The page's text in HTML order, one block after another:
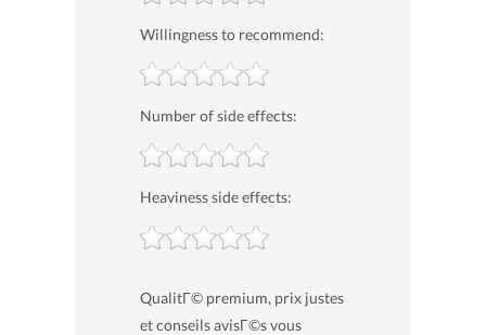
Willingness to recommend:
Number of side effects:
Heaviness side effects:
QualitГ© premium, prix justes
et conseils avisГ©s vous